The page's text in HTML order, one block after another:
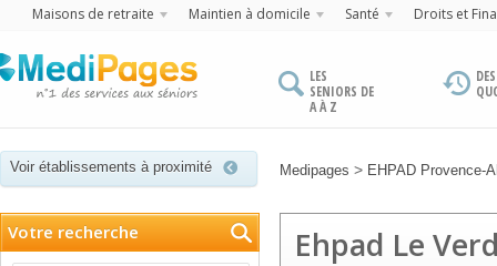
Maisons de retraite Maintien à domicile Santé Droits et
LES
SENIORS DE
A À Z
Voir établissements à proximité Medipages > EHPAD Provence-
Votre recherche Ehpad Le